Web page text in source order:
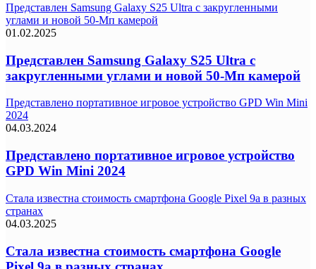
Представлен Samsung Galaxy S25 Ultra с закругленными
углами и новой 50-Мп камерой
01.02.2025
Представлен Samsung Galaxy S25 Ultra с
закругленными углами и новой 50-Мп камерой
Представлено портативное игровое устройство GPD Win Mini
2024
04.03.2024
Представлено портативное игровое устройство
GPD Win Mini 2024
Стала известна стоимость смартфона Google Pixel 9a в разных
странах
04.03.2025
Стала известна стоимость смартфона Google